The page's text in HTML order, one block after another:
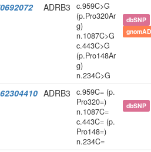
ADRB3
c.959C>G
(p.Pro320Ar
g)
n.1087C>G
c.443C>G
(p.Pro148Ar
g)
n.234C>G
dbSNP
ADRB3
c.959C= (p.
Pro320=)
n.1087C=
c.443C= (p.
Pro148=)
n.234C=
dbSNP